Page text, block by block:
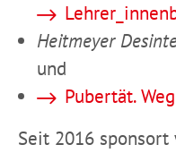
Heitmeyer
und
Pubertät.
Seit 2016